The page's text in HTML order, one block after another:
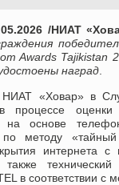
/НИАТ
Awards
наград
«Ховар» в
процессе оценки
на основе
по методу
интернета с
в соответствии с